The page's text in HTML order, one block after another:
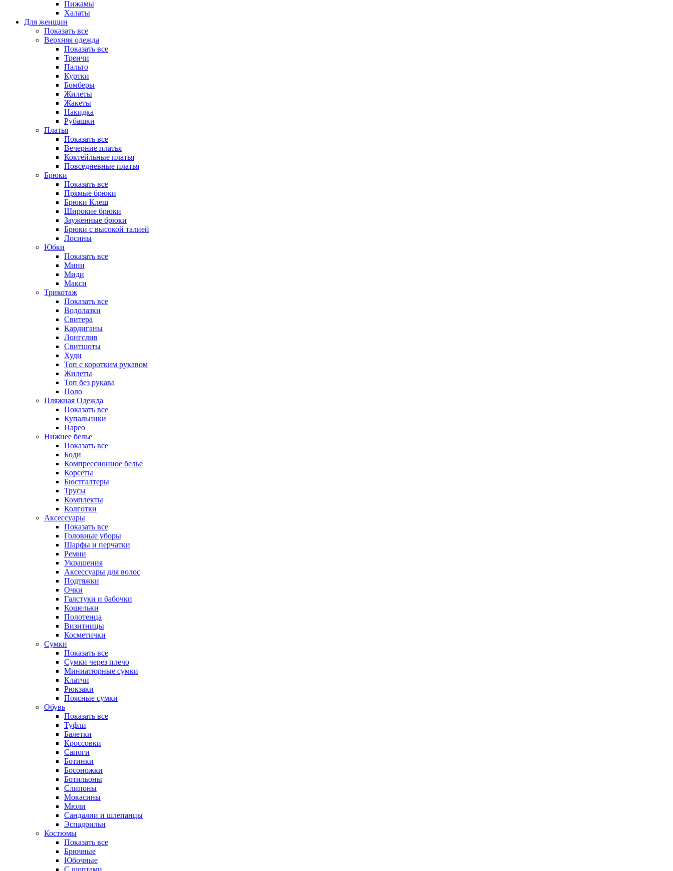
Пижамы
Халаты
Для женщин
Показать все
Верхняя одежда
Показать все
Тренчи
Пальто
Куртки
Бомберы
Жилеты
Жакеты
Накидка
Рубашки
Платья
Показать все
Вечерние платья
Коктейльные платья
Повседневные платья
Брюки
Показать все
Прямые брюки
Брюки Клеш
Широкие брюки
Зауженные брюки
Брюки с высокой талией
Лосины
Юбки
Показать все
Мини
Миди
Макси
Трикотаж
Показать все
Водолазки
Свитера
Кардиганы
Лонгслив
Свитшоты
Худи
Топ с коротким рукавом
Жилеты
Топ без рукава
Поло
Пляжная Одежда
Показать все
Купальники
Парео
Нижнее белье
Показать все
Боди
Компрессионное белье
Корсеты
Бюстгалтеры
Трусы
Комплекты
Колготки
Аксессуары
Показать все
Головные уборы
Шарфы и перчатки
Ремни
Украшения
Аксессуары для волос
Подтяжки
Очки
Галстуки и бабочки
Кошельки
Полотенца
Визитницы
Косметички
Сумки
Показать все
Сумки через плечо
Миниатюрные cумки
Клатчи
Рюкзаки
Поясные сумки
Обувь
Показать все
Туфли
Балетки
Кроссовки
Сапоги
Ботинки
Босоножки
Ботильоны
Слипоны
Мокасины
Мюли
Сандалии и шлепанцы
Эспадрильи
Костюмы
Показать все
Брючные
Юбочные
С шортами